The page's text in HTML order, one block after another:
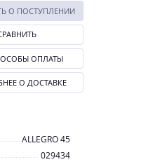
ALLEGRO 45
029434
О ПОСТУПЛЕНИИ
ОПЛАТЫ
О ДОСТАВКЕ